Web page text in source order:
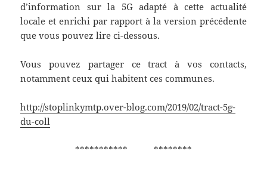
d’information sur la 5G adapté à cette actualité
locale et enrichi par rapport à la version précédente
que vous pouvez lire ci-dessous.
Vous pouvez partager ce tract à vos contacts,
notamment ceux qui habitent ces communes.
http://stoplinkymtp.over-blog.com/2019/02/tract-5g-
du-coll
*********** ********